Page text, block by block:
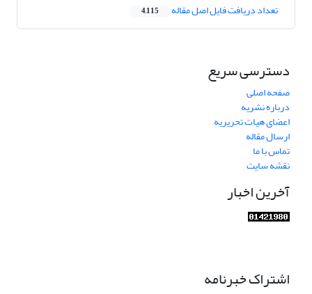
تعداد دریافت فایل اصل مقاله 4,115
دسترسی سریع
صفحه اصلی
درباره نشریه
اعضای هیات تحریریه
ارسال مقاله
تماس با ما
نقشه سایت
آخرین اخبار
اشتراک خبرنامه